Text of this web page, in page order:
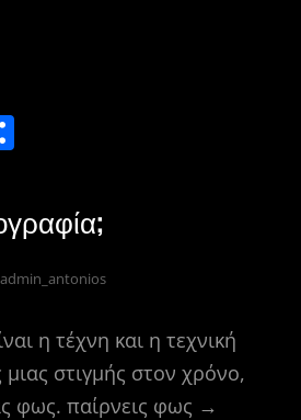
α
σ
ίτ
ε
admin_antonios
η τέχνη και η τεχνική
στιγμής στον χρόνο,
φως. παίρνεις φως →